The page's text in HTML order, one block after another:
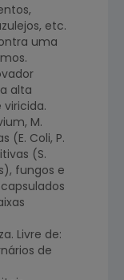
etc.
uma
alta
M.
(E. Coli, P.
(S.
fungos e
Livre de:
de